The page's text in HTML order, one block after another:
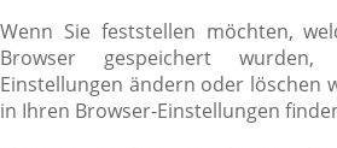
Wenn Sie feststellen möchten,
Browser gespeichert
Einstellungen ändern oder löschen
in Ihren Browser-Einstellungen